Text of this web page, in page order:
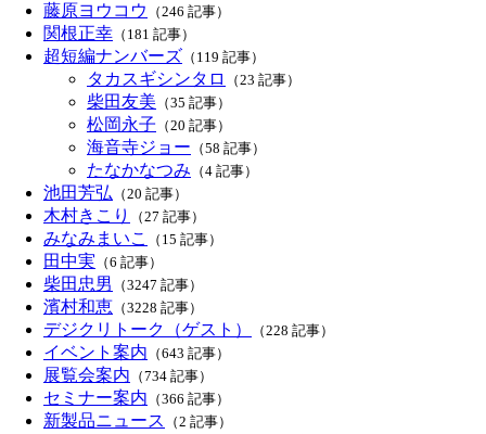
藤原ヨウコウ （246 記事）
関根正幸 （181 記事）
超短編ナンバーズ （119 記事）
タカスギシンタロ （23 記事）
柴田友美 （35 記事）
松岡永子 （20 記事）
海音寺ジョー （58 記事）
たなかなつみ （4 記事）
池田芳弘 （20 記事）
木村きこり （27 記事）
みなみまいこ （15 記事）
田中実 （6 記事）
柴田忠男 （3247 記事）
濱村和恵 （3228 記事）
デジクリトーク（ゲスト） （228 記事）
イベント案内 （643 記事）
展覧会案内 （734 記事）
セミナー案内 （366 記事）
新製品ニュース （2 記事）